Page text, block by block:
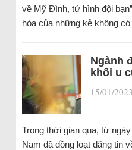
về Mỹ Đình, tử hình đội
hóa của những kẻ không
Ngành
khối u
15/01/2023
Trong thời gian qua, từ
Nam đã đồng loạt đăng tin